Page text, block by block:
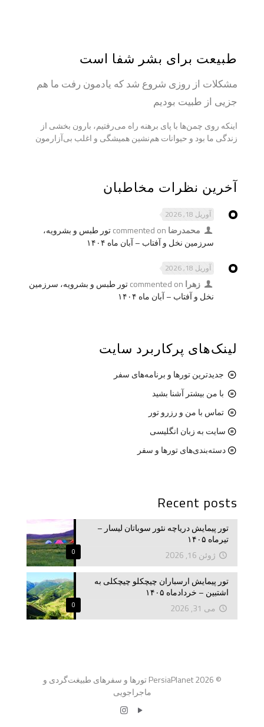
طبیعت برای بشر شفا است
مشکلات از روزی شروع شد که یادمون رفت ما هم
جزيی از طبیت بودیم
اینکه روی چمن‌ها با پای برهنه راه می‌رفتیم، بارون بخشی از
زندگی ما بود و حیوانات هم‌نشین همیشگی و اغلب بی‌آزارمون
آخرین نظرات مخاطبان
آوریل 18, 2026
محمدرضا
تور طبس و بشرویه،
سرزمین نخل و آفتاب – آبان ماه ۱۴۰۴
آوریل 18, 2026
زهرا
تور طبس و بشرویه، سرزمین
نخل و آفتاب – آبان ماه ۱۴۰۴
لینک‌های پرکاربرد سایت
جدیدترین تورها و برنامه‌های سفر
با من بیشتر آشنا بشید
تماس با من و رزرو تور
سایت به زبان انگلیسی
دسته‌بندی‌های تورها و سفر
Recent posts
0
تور پیمایش دریاچه نئور سوباتان لیسار –
تیرماه ۱۴۰۵
ژوئن 16, 2026
0
تور پیمایش ارسباران چیچکلو چیچکلی به
اشتبین – خردادماه ۱۴۰۵
می 31, 2026
© 2026 PersiaPlanet تورها و سفرهای طبیغت‌گردی و
ماجراجویی